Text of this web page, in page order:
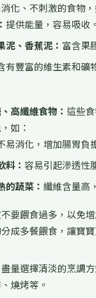
化、不刺激的食物，
提供能量，容易吸收。
泥、香蕉泥： 富含果
有豐富的維生素和礦
高纖維食物： 這些
如：
易消化，增加腸胃負
料： 容易引起滲透性
的蔬菜： 纖維含量高
要餵食過多，以免
成多餐餵食，讓寶
盡量選擇清淡的烹調
燒烤等。